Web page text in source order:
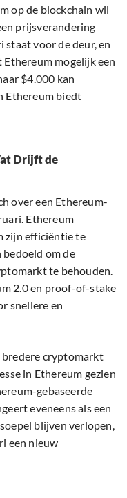
op de blockchain wil
prijsverandering
staat voor de deur, en
mogelijk een
$4.000 kan
Ethereum biedt
Drijft de
over een Ethereum-
Ethereum
zijn efficiëntie te
om de
te behouden.
2.0 en proof-of-stake
snellere en
cryptomarkt
in Ethereum gezien
gebaseerde
eveneens als een
blijven verlopen,
een nieuw